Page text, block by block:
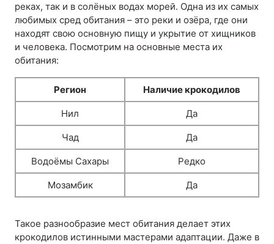
реках, так и в солёных водах морей. Одна из их самых
любимых сред обитания – это реки и озёра, где они
находят свою основную пищу и укрытие от хищников
и человека. Посмотрим на основные места их
обитания:
Регион Наличие крокодилов
Нил Да
Чад Да
Водоёмы Сахары Редко
Мозамбик Да
Такое разнообразие мест обитания делает этих
крокодилов истинными мастерами адаптации. Даже в